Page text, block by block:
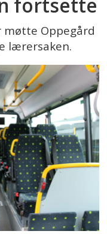
fortsette
Oppegård
lærersaken.